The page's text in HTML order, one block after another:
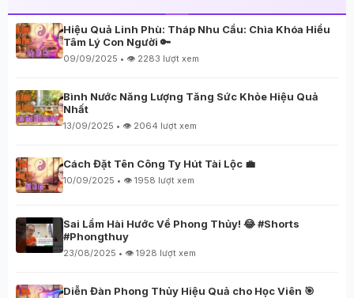
Hiệu Quả Linh Phù: Tháp Nhu Cầu: Chìa Khóa Hiểu
Tâm Lý Con Người 🔑
09/09/2025 • 👁️ 2283 lượt xem
Bình Nước Năng Lượng Tăng Sức Khỏe Hiệu Quả
Nhất
13/09/2025 • 👁️ 2064 lượt xem
Cách Đặt Tên Công Ty Hút Tài Lộc 💼
10/09/2025 • 👁️ 1958 lượt xem
Sai Lầm Hài Hước Về Phong Thủy! 😂 #Shorts
#Phongthuy
23/08/2025 • 👁️ 1928 lượt xem
Diễn Đàn Phong Thủy Hiệu Quả cho Học Viên 🎯